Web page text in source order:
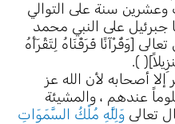
سنة على التوالي
جبرئيل على النبي محمد
[وَقُرْآنًا فَرَقْنَاهُ لِتَقْرَأَهُ
).
أصحابه لأن الله عز
عندهم ، والمشيئة
تعالى وَلِلَّهِ مُلْكُ السَّمَوَاتِ